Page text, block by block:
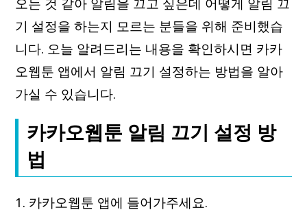
기 설정을 하는지 모르는 분들을 위해 준비했습
니다. 오늘 알려드리는 내용을 확인하시면 카카
오웹툰 앱에서 알림 끄기 설정하는 방법을 알아
가실 수 있습니다.
카카오웹툰 알림 끄기 설정 방
법
1. 카카오웹툰 앱에 들어가주세요.